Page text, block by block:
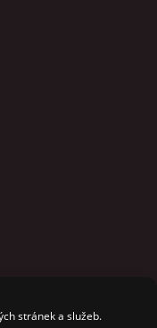
stránek a služeb.
newsletter